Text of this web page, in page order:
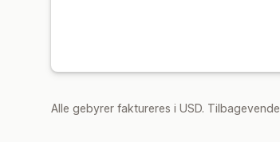
Alle gebyrer faktureres i USD.